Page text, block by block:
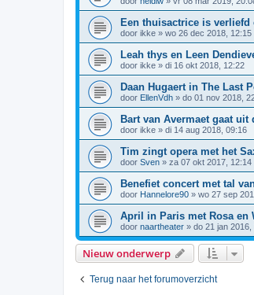
Een thuisactrice is verliefd
door ikke » wo 26 dec 2018, 12:15
Leah thys en Leen
door ikke » di 16 okt 2018, 12:22
Daan Hugaert in The Last
door EllenVdh » do 01 nov 2018,
Bart van Avermaet gaat uit
door ikke » di 14 aug 2018, 09:16
Tim zingt opera met het
door Sven » za 07 okt 2017, 12:14
Benefiet concert met tal
door Hannelore90 » wo 27 sep
April in Paris met Rosa en
door naartheater » do 21 jan 2016,
Nieuw onderwerp
Terug naar het forumoverzicht